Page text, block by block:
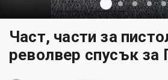
Част, части за
револвер спусък за